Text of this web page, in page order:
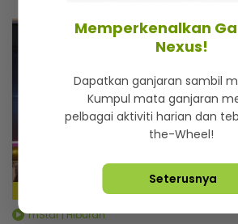
mStar | Hiburan
Memperkenalkan
Nexus!
Dapatkan ganjaran sambil
Kumpul mata ganjaran
pelbagai aktiviti harian dan
the-Wheel!
Seterusnya